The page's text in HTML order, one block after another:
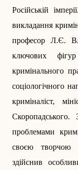
Російській
викладання
професор Л.Є.
ключових
кримінального
соціологічного
криміналіст,
проблемами
своєю творчою
здійснив